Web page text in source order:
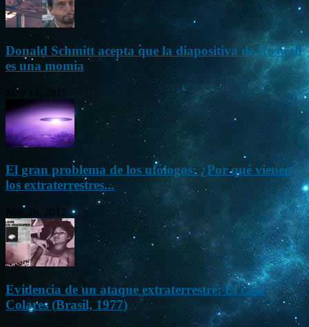
Donald Schmitt acepta que la diapositiva de Roswell
es una momia
May 14, 2015
El gran problema de los ufólogos: ¿Por qué vienen
los extraterrestres...
Nov 26, 2012
Evidencia de un ataque extraterrestre: El caso
Colares (Brasil, 1977)